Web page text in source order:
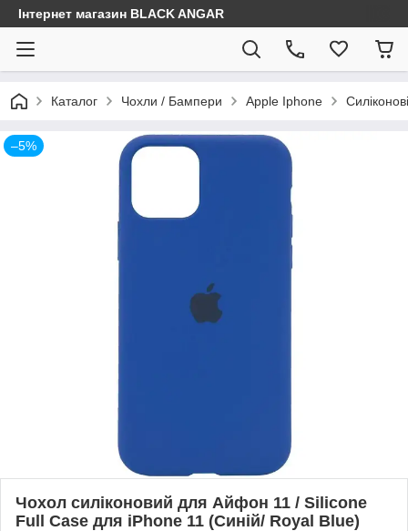
Інтернет магазин BLACK ANGAR
Каталог Чохли / Бампери Apple Iphone
–5%
Чохол силіконовий для Айфон 11 / Silicone
Full Case для iPhone 11 (Синій/ Royal Blue)